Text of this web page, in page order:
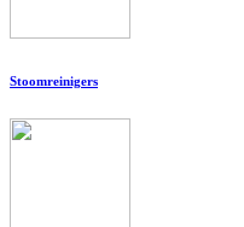
Stoomreinigers